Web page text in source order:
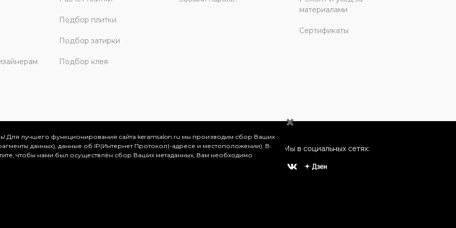
Подбор плитки
Подбор затирки
Подбор клея
материалами
Сертификаты
и Московской области, 2026
представлена на сайте в ознакомительных целях и ни
определяемой положениями Статьи 437 (2) Гражданского
Мы в социальных сетях:
Для лучшего функционирования сайта keramsalon.ru мы производим сбор Ваших
данных), данные об IP(Интернет Протокол)-адресе и местоположении). В
чтобы нами был осуществлён сбор Ваших метаданных, Вам необходимо